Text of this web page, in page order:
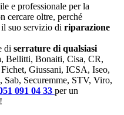
e professionale per la
cercare oltre, perché
suo servizio di riparazione
di serrature di qualsiasi
Bellitti, Bonaiti, Cisa, CR,
Giussani, ICSA, Iseo,
Securemme, STV, Viro,
091 04 33 per un